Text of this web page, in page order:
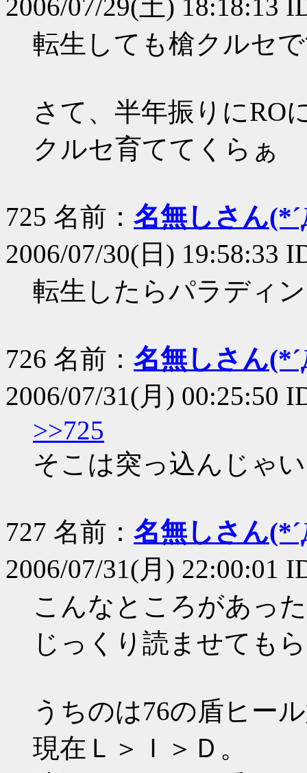
2006/07/29(土) 18:18:13
転生しても槍クルセ
さて、半年振りにRO
クルセ育ててくらぁ
725 名前： 名無しさん
2006/07/30(日) 19:58:33
転生したらパラディ
726 名前： 名無しさん
2006/07/31(月) 00:25:50
>>725
そこは突っ込んじゃ
727 名前： 名無しさん
2006/07/31(月) 22:00:01
こんなところがあっ
じっくり読ませても
うちのは76の盾ヒー
現在Ｌ＞Ｉ＞Ｄ。